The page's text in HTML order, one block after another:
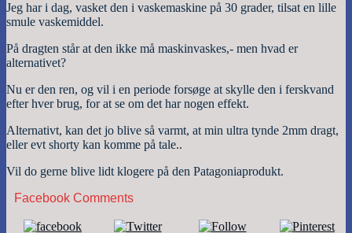
Jeg har i dag, vasket den i vaskemaskine på 30 grader, tilsat en lille
smule vaskemiddel.
På dragten står at den ikke må maskinvaskes,- men hvad er
alternativet?
Nu er den ren, og vil i en periode forsøge at skylle den i ferskvand
efter hver brug, for at se om det har nogen effekt.
Alternativt, kan det jo blive så varmt, at min ultra tynde 2mm dragt,
eller evt shorty kan komme på tale..
Vil do gerne blive lidt klogere på den Patagoniaprodukt.
Facebook Comments